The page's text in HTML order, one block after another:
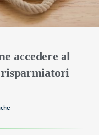
accedere al
risparmiatori